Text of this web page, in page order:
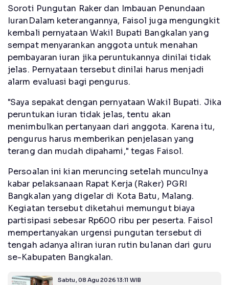
Soroti Pungutan Raker dan Imbauan Penundaan
IuranDalam keterangannya, Faisol juga mengungkit
kembali pernyataan Wakil Bupati Bangkalan yang
sempat menyarankan anggota untuk menahan
pembayaran iuran jika peruntukannya dinilai tidak
jelas. Pernyataan tersebut dinilai harus menjadi
alarm evaluasi bagi pengurus.
"Saya sepakat dengan pernyataan Wakil Bupati. Jika
peruntukan iuran tidak jelas, tentu akan
menimbulkan pertanyaan dari anggota. Karena itu,
pengurus harus memberikan penjelasan yang
terang dan mudah dipahami," tegas Faisol.
Persoalan ini kian meruncing setelah munculnya
kabar pelaksanaan Rapat Kerja (Raker) PGRI
Bangkalan yang digelar di Kota Batu, Malang.
Kegiatan tersebut diketahui memungut biaya
partisipasi sebesar Rp600 ribu per peserta. Faisol
mempertanyakan urgensi pungutan tersebut di
tengah adanya aliran iuran rutin bulanan dari guru
se-Kabupaten Bangkalan.
Sabtu, 08 Agu 2026 13:11 WIB